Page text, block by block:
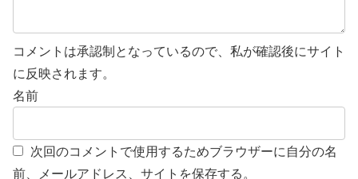
コメントは承認制となっているので、私が確認後にサイト
に反映されます。
名前
次回のコメントで使用するためブラウザーに自分の名
前、メールアドレス、サイトを保存する。